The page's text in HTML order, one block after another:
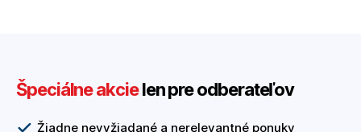
Špeciálne akcielen pre odberateľov
Žiadne nevyžiadané a nerelevantné ponuky